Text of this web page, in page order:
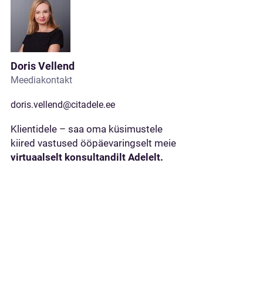
Doris Vellend
Meediakontakt
doris.vellend@citadele.ee
Klientidele – saa oma küsimustele
kiired vastused ööpäevaringselt meie
virtuaalselt konsultandilt Adelelt.